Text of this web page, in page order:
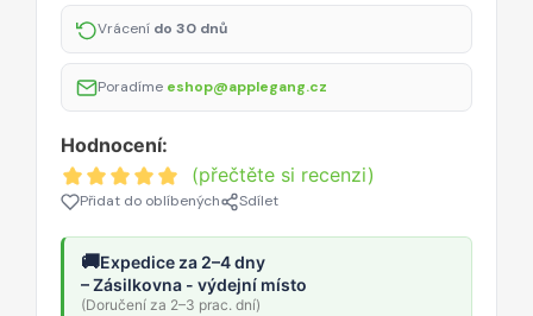
Vrácení do 30 dnů
Poradíme eshop@applegang.cz
Hodnocení:
(přečtěte si recenzi)
Přidat do oblíbených Sdílet
🚚Expedice za 2–4 dny
– Zásilkovna - výdejní místo
(Doručení za 2–3 prac. dní)